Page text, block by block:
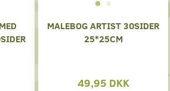
MALEBOG ARTIST 30SIDER
25*25CM
49,95 DKK